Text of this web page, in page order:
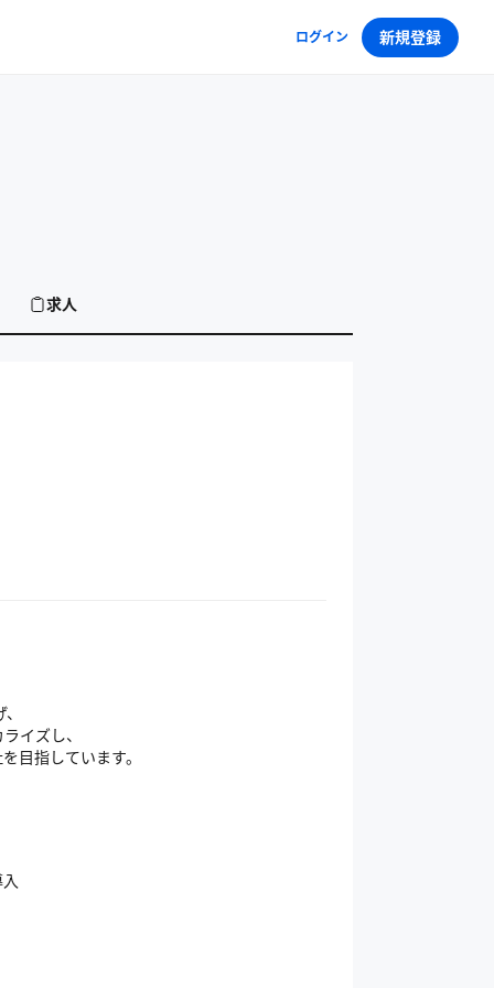
ログイン 新規登録
求人
イズし、
目指しています。